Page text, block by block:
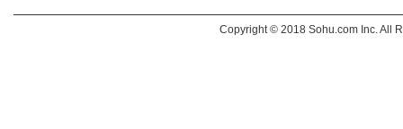
Copyright © 2018 Sohu.com Inc. All